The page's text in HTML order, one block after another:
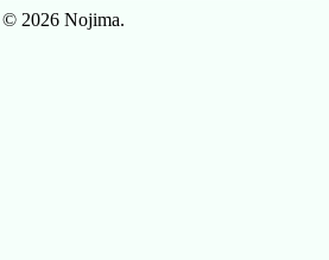
© 2026 Nojima.